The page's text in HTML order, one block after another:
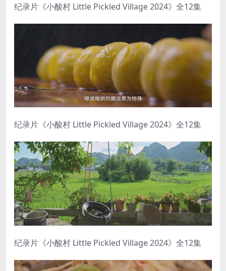
纪录片《小酸村 Little Pickled Village 2024》全12集
纪录片《小酸村 Little Pickled Village 2024》全12集
纪录片《小酸村 Little Pickled Village 2024》全12集